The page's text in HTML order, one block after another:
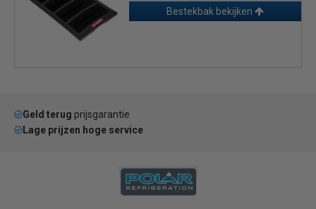
Bestekbak bekijken
Geld terug prijsgarantie
Lage prijzen hoge service